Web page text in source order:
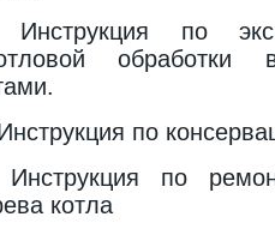
по
по
по
котла